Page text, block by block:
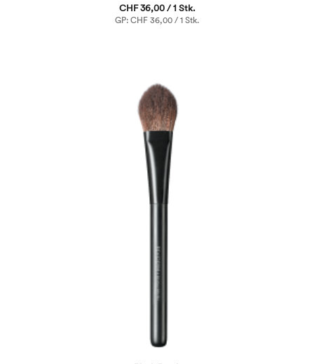
CHF 36,00 / 1 Stk.
GP: CHF 36,00 / 1 Stk.